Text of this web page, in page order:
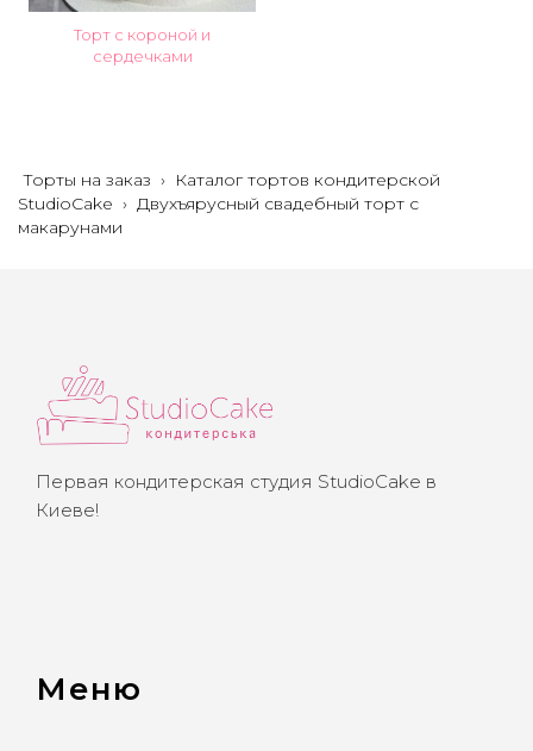
Торт с короной и
сердечками
Торты на заказ › Каталог тортов кондитерской
StudioCake › Двухъярусный свадебный торт с
макарунами
Первая кондитерская студия StudioCake в
Киеве!
Меню